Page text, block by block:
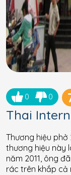
0 0
Thai
Thương hiệu
thương hiệu này
năm 2011, ông
rác trên khắp cả